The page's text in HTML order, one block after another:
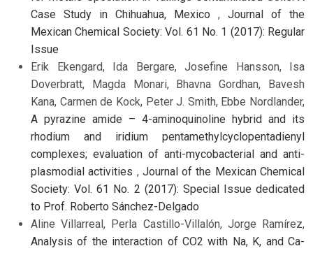
Case Study in Chihuahua, Mexico , Journal of the
Mexican Chemical Society: Vol. 61 No. 1 (2017): Regular
Issue
Erik Ekengard, Ida Bergare, Josefine Hansson, Isa
Doverbratt, Magda Monari, Bhavna Gordhan, Bavesh
Kana, Carmen de Kock, Peter J. Smith, Ebbe Nordlander,
A pyrazine amide – 4-aminoquinoline hybrid and its
rhodium and iridium pentamethylcyclopentadienyl
complexes; evaluation of anti-mycobacterial and anti-
plasmodial activities , Journal of the Mexican Chemical
Society: Vol. 61 No. 2 (2017): Special Issue dedicated
to Prof. Roberto Sánchez-Delgado
Aline Villarreal, Perla Castillo-Villalón, Jorge Ramírez,
Analysis of the interaction of CO2 with Na, K, and Ca-